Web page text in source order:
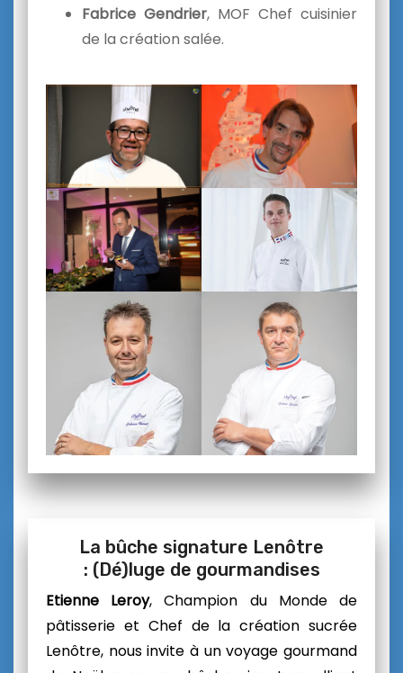
Fabrice Gendrier, MOF Chef cuisinier
de la création salée.
La bûche signature Lenôtre
: (Dé)luge de gourmandises
Etienne Leroy, Champion du Monde de
pâtisserie et Chef de la création sucrée
Lenôtre, nous invite à un voyage gourmand